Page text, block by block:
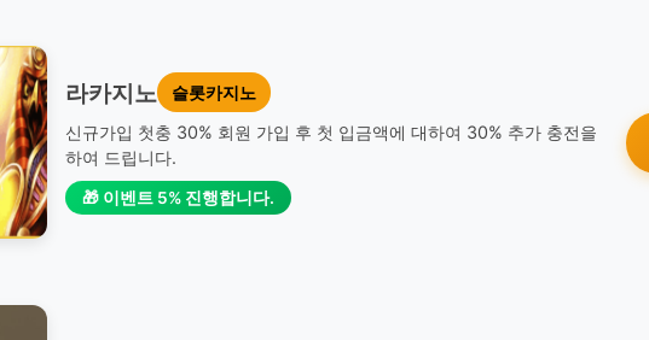
라카지노
슬롯카지노
신규가입 첫충 30% 회원 가입 후 첫 입금액에 대하여 30% 추가 충전을
하여 드립니다.
🎁 이벤트 5% 진행합니다.